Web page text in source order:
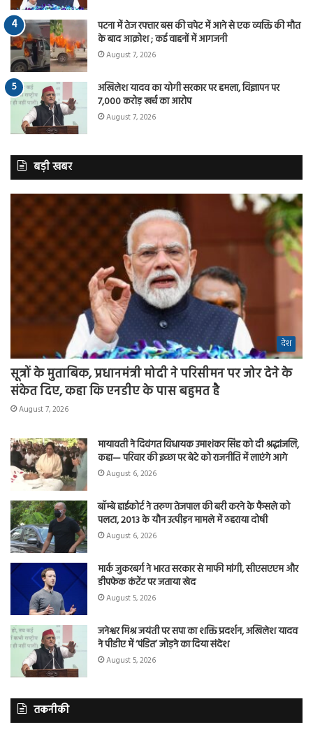
पटना में तेज रफ्तार बस की चपेट में आने से एक व्यक्ति की मौत
के बाद आक्रोश ; कई वाहनों में आगजनी
August 7, 2026
अखिलेश यादव का योगी सरकार पर हमला, विज्ञापन पर
7,000 करोड़ खर्च का आरोप
August 7, 2026
बड़ी खबर
देश
सूत्रों के मुताबिक, प्रधानमंत्री मोदी ने परिसीमन पर जोर देने के
संकेत दिए, कहा कि एनडीए के पास बहुमत है
August 7, 2026
मायावती ने दिवंगत विधायक उमाशंकर सिंह को दी श्रद्धांजलि,
कहा— परिवार की इच्छा पर बेटे को राजनीति में लाएंगे आगे
August 6, 2026
बॉम्बे हाईकोर्ट ने तरुण तेजपाल की बरी करने के फैसले को
पलटा, 2013 के यौन उत्पीड़न मामले में ठहराया दोषी
August 6, 2026
मार्क जुकरबर्ग ने भारत सरकार से माफी मांगी, सीएसएएम और
डीपफेक कंटेंट पर जताया खेद
August 5, 2026
जनेश्वर मिश्र जयंती पर सपा का शक्ति प्रदर्शन, अखिलेश यादव
ने पीडीए में ‘पंडित’ जोड़ने का दिया संदेश
August 5, 2026
तकनीकी